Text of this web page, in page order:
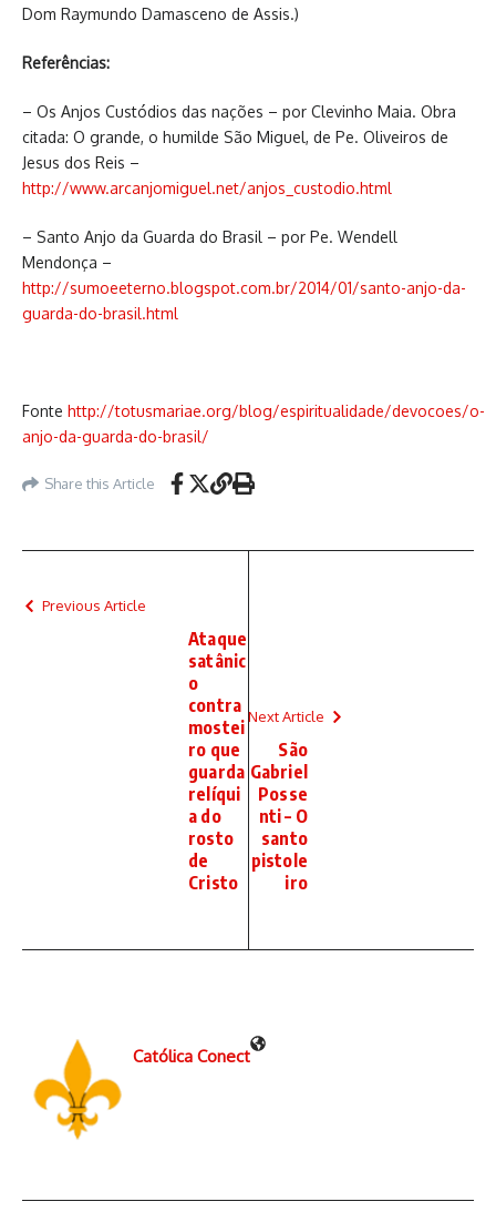
Dom Raymundo Damasceno de Assis.)
Referências:
– Os Anjos Custódios das nações – por Clevinho Maia. Obra
citada: O grande, o humilde São Miguel, de Pe. Oliveiros de
Jesus dos Reis –
http://www.arcanjomiguel.net/anjos_custodio.html
– Santo Anjo da Guarda do Brasil – por Pe. Wendell
Mendonça –
http://sumoeeterno.blogspot.com.br/2014/01/santo-anjo-da-
guarda-do-brasil.html
Fonte http://totusmariae.org/blog/espiritualidade/devocoes/o-
anjo-da-guarda-do-brasil/
Share this Article
Previous Article
Ataque
satânic
o
contra
mostei
ro que
guarda
relíqui
a do
rosto
de
Cristo
Next Article
São
Gabriel
Posse
nti – O
santo
pistole
iro
Católica Conect